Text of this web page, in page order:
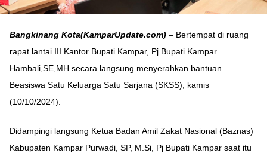
Bangkinang Kota(KamparUpdate.com) – Bertempat di ruang
rapat lantai III Kantor Bupati Kampar, Pj Bupati Kampar
Hambali,SE,MH secara langsung menyerahkan bantuan
Beasiswa Satu Keluarga Satu Sarjana (SKSS), kamis
(10/10/2024).
Didampingi langsung Ketua Badan Amil Zakat Nasional (Baznas)
Kabupaten Kampar Purwadi, SP, M.Si, Pj Bupati Kampar saat itu